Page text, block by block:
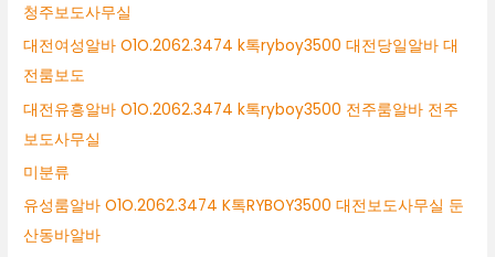
청주보도사무실
대전여성알바 O1O.2062.3474 k톡ryboy3500 대전당일알바 대
전룸보도
대전유흥알바 O1O.2062.3474 k톡ryboy3500 전주룸알바 전주
보도사무실
미분류
유성룸알바 O1O.2062.3474 K톡RYBOY3500 대전보도사무실 둔
산동바알바